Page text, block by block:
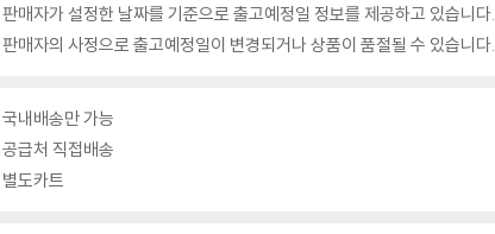
판매자가 설정한 날짜를 기준으로 출고예정일 정보를 제공하고 있습니다.
판매자의 사정으로 출고예정일이 변경되거나 상품이 품절될 수 있습니다.
국내배송만 가능
공급처 직접배송
별도카트